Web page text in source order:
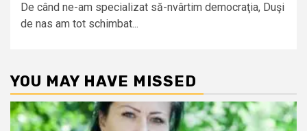
De când ne-am specializat să-nvârtim democraţia, Duşi
de nas am tot schimbat...
YOU MAY HAVE MISSED